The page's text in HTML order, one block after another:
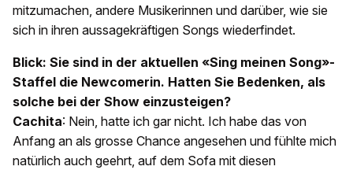
mitzumachen, andere Musikerinnen und darüber, wie sie
sich in ihren aussagekräftigen Songs wiederfindet.
Blick: Sie sind in der aktuellen «Sing meinen Song»-
Staffel die Newcomerin. Hatten Sie Bedenken, als
solche bei der Show einzusteigen?
Cachita: Nein, hatte ich gar nicht. Ich habe das von
Anfang an als grosse Chance angesehen und fühlte mich
natürlich auch geehrt, auf dem Sofa mit diesen